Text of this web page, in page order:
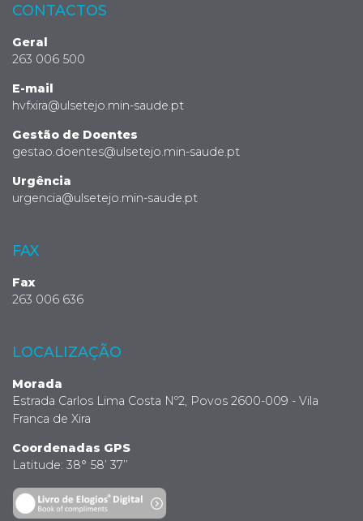
CONTACTOS
Geral
263 006 500
E-mail
hvfxira@ulsetejo.min-saude.pt
Gestão de Doentes
gestao.doentes@ulsetejo.min-saude.pt
Urgência
urgencia@ulsetejo.min-saude.pt
FAX
Fax
263 006 636
LOCALIZAÇÃO
Morada
Estrada Carlos Lima Costa Nº2, Povos 2600-009 - Vila
Franca de Xira
Coordenadas GPS
Latitude: 38° 58’ 37’’